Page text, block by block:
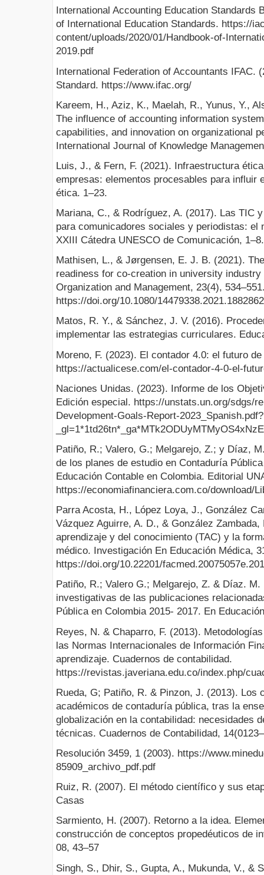
International Accounting Education Standards
of International Education Standards. https://
content/uploads/2020/01/Handbook-of-
2019.pdf
International Federation of Accountants IFAC.
Standard. https://www.ifac.org/
Kareem, H., Aziz, K., Maelah, R., Yunus, Y.,
The influence of accounting information
capabilities, and innovation on organizational
International Journal of Knowledge
Luis, J., & Fern, F. (2021). Infraestructura
empresas: elementos procesables para influir
ética. 1–23.
Mariana, C., & Rodríguez, A. (2017). Las TIC
para comunicadores sociales y periodistas: el
XXIII Cátedra UNESCO de Comunicación, 1–8.
Mathisen, L., & Jørgensen, E. J. B. (2021).
readiness for co-creation in university
Organization and Management, 23(4),
https://doi.org/10.1080/14479338.2021.1882862
Matos, R. Y., & Sánchez, J. V. (2016).
implementar las estrategias curriculares.
Moreno, F. (2023). El contador 4.0: el futuro
https://actualicese.com/el-contador-4-0-el-
Naciones Unidas. (2023). Informe de los
Edición especial. https://unstats.un.org/sdgs/
Development-Goals-Report-2023_Spanish.pdf?
Patiño, R.; Valero, G.; Melgarejo, Z.; y Díaz,
de los planes de estudio en Contaduría
Educación Contable en Colombia. Editorial
https://economiafinanciera.com.co/download/
Parra Acosta, H., López Loya, J., González
Vázquez Aguirre, A. D., & González
aprendizaje y del conocimiento (TAC) y la
médico. Investigación En Educación Médica,
https://doi.org/10.22201/
Patiño, R.; Valero G.; Melgarejo, Z. & Díaz. M.
investigativas de las publicaciones
Pública en Colombia 2015- 2017. En
Reyes, N. & Chaparro, F. (2013).
las Normas Internacionales de Información
aprendizaje. Cuadernos de contabilidad.
https://revistas.javeriana.edu.co/index.php/
Rueda, G; Patiño, R. & Pinzon, J. (2013). Los
académicos de contaduría pública, tras la
globalización en la contabilidad: necesidades
técnicas. Cuadernos de Contabilidad,
Resolución 3459, 1 (2003). https://
85909_archivo_pdf.pdf
Ruiz, R. (2007). El método científico y sus
Casas
Sarmiento, H. (2007). Retorno a la idea.
construcción de conceptos propedéuticos de
08, 43–57
Singh, S., Dhir, S., Gupta, A., Mukunda, V., &